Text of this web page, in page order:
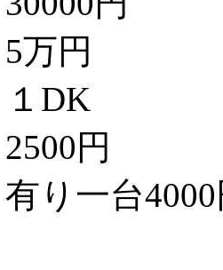
円
DK
円
り一台